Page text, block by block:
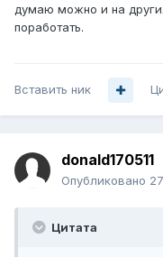
думаю можно и на
поработать.
Вставить ник
donald170511
Опубликовано
Цитата